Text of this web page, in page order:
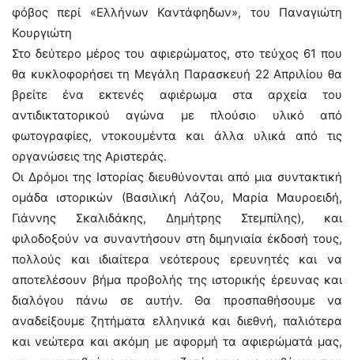
φόβος περί «Ελλήνων Καντάφηδων», του Παναγιώτη
Κουργιώτη
Στο δεύτερο μέρος του αφιερώματος, στο τεύχος 61 που
θα κυκλοφορήσει τη Μεγάλη Παρασκευή 22 Απριλίου θα
βρείτε ένα εκτενές αφιέρωμα στα αρχεία του
αντιδικτατορικού αγώνα με πλούσιο υλικό από
φωτογραφίες, ντοκουμέντα και άλλα υλικά από τις
οργανώσεις της Αριστεράς.
Οι Δρόμοι της Ιστορίας διευθύνονται από μια συντακτική
ομάδα ιστορικών (Βασιλική Λάζου, Μαρία Μαυροειδή,
Γιάννης Σκαλιδάκης, Δημήτρης Στεμπίλης), και
φιλοδοξούν να συναντήσουν στη διμηνιαία έκδοσή τους,
πολλούς και ιδιαίτερα νεότερους ερευνητές και να
αποτελέσουν βήμα προβολής της ιστορικής έρευνας και
διαλόγου πάνω σε αυτήν. Θα προσπαθήσουμε να
αναδείξουμε ζητήματα ελληνικά και διεθνή, παλιότερα
και νεώτερα και ακόμη με αφορμή τα αφιερώματά μας,